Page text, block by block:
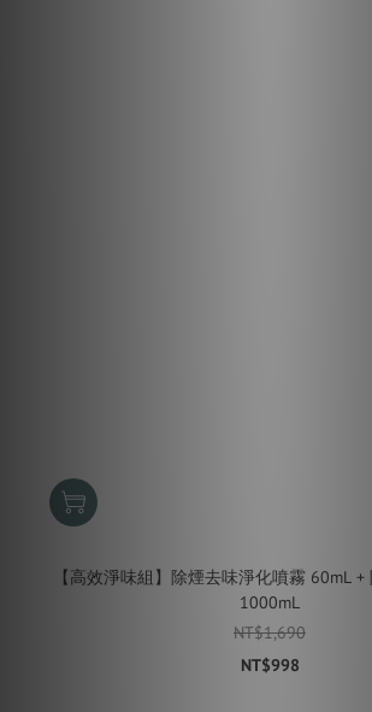
【高效淨味組】除煙去味淨化噴霧 60mL
1000mL
NT$1,690
NT$998